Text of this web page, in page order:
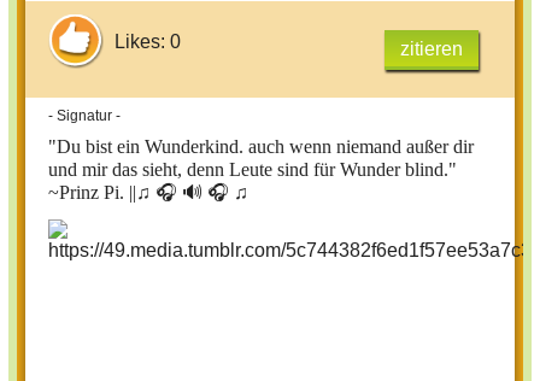
Likes: 0 zitieren
- Signatur -
"Du bist ein Wunderkind. auch wenn niemand außer dir
und mir das sieht, denn Leute sind für Wunder blind."
~Prinz Pi. ||♫ 🎧 🔊 🎧 ♫